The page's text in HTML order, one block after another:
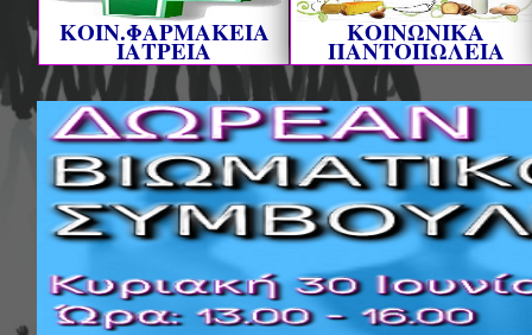
ΚΟΙΝ.ΦΑΡΜΑΚΕΙΑ
ΙΑΤΡΕΙΑ
ΚΟΙΝΩΝΙΚΑ
ΠΑΝΤΟΠΩΛΕΙΑ